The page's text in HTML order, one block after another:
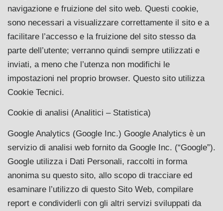
navigazione e fruizione del sito web. Questi cookie,
sono necessari a visualizzare correttamente il sito e a
facilitare l’accesso e la fruizione del sito stesso da
parte dell’utente; verranno quindi sempre utilizzati e
inviati, a meno che l’utenza non modifichi le
impostazioni nel proprio browser. Questo sito utilizza
Cookie Tecnici.
Cookie di analisi (Analitici – Statistica)
Google Analytics (Google Inc.) Google Analytics è un
servizio di analisi web fornito da Google Inc. (“Google”).
Google utilizza i Dati Personali, raccolti in forma
anonima su questo sito, allo scopo di tracciare ed
esaminare l’utilizzo di questo Sito Web, compilare
report e condividerli con gli altri servizi sviluppati da